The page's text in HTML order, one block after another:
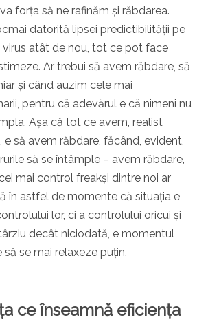
forța să ne rafinăm și răbdarea.
datorită lipsei predictibilității pe
virus atât de nou, tot ce pot face
Ar trebui să avem răbdare, să
și când auzim cele mai
pentru că adevărul e că nimeni nu
Așa că tot ce avem, realist
să avem răbdare, făcând, evident,
să se întâmple – avem răbdare,
mai control freakși dintre noi ar
în astfel de momente că situația e
lor, ci a controlului oricui și
decât niciodată, e momentul
se mai relaxeze puțin.
ce înseamnă eficiența